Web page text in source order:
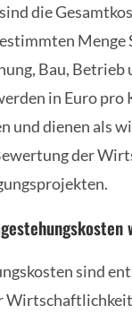
die
Menge
Bau, Betrieb
in Euro
und dienen als
der
sind